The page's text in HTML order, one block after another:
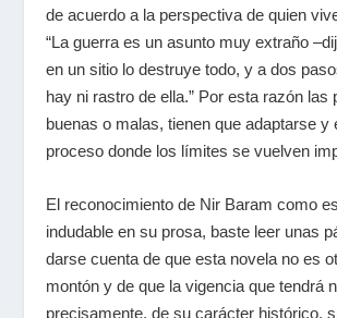
de acuerdo a la perspectiva de quien
“La guerra es un asunto muy extraño
en un sitio lo destruye todo, y a dos
hay ni rastro de ella.” Por esta razón las
buenas o malas, tienen que adaptarse y
proceso donde los límites se vuelven
El reconocimiento de Nir Baram como
indudable en su prosa, baste leer unas
darse cuenta de que esta novela no es
montón y de que la vigencia que tendrá
precisamente, de su carácter histórico,